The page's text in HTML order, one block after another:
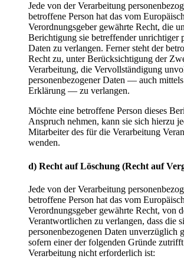
Jede von der Verarbeitung
betroffene Person hat das vom
Verordnungsgeber gewährte Recht, die
Berichtigung sie betreffender unrichtiger
Daten zu verlangen. Ferner steht der
Recht zu, unter Berücksichtigung der
Verarbeitung, die Vervollständigung
personenbezogener Daten — auch
Erklärung — zu verlangen.
Möchte eine betroffene Person dieses
Anspruch nehmen, kann sie sich hierzu
Mitarbeiter des für die Verarbeitung
wenden.
d) Recht auf Löschung (Recht auf
Jede von der Verarbeitung
betroffene Person hat das vom
Verordnungsgeber gewährte Recht, von
Verantwortlichen zu verlangen, dass die
personenbezogenen Daten unverzüglich
sofern einer der folgenden Gründe
Verarbeitung nicht erforderlich ist: